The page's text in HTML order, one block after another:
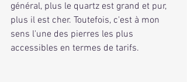
général, plus le quartz est grand et pur,
plus il est cher. Toutefois, c'est à mon
sens l'une des pierres les plus
accessibles en termes de tarifs.